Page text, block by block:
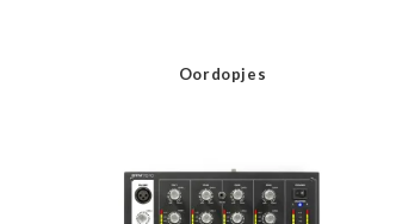
Oordopjes